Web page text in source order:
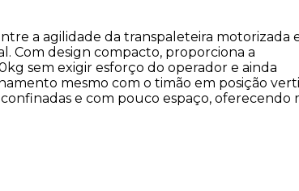
a agilidade da transpaleteira motorizada
Com design compacto, proporciona a
sem exigir esforço do operador e ainda
mesmo com o timão em posição
e com pouco espaço, oferecendo